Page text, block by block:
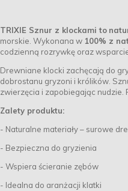
TRIXIE Sznur z klockami to
morskie. Wykonana w 100% z
codzienną rozrywkę oraz
Drewniane klocki zachęcają do
dobrostanu gryzoni i królików.
zwierzęcia i zapobiegając
Zalety produktu:
- Naturalne materiały – surowe
- Bezpieczna do gryzienia
- Wspiera ścieranie zębów
- Idealna do aranżacji klatki